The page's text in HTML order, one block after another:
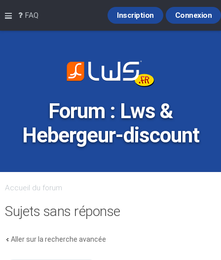
Raccourcis
FAQ Connexion
Inscription
Forum : Lws &
Hebergeur-discount
Accueil du forum
Sujets sans réponse
Aller sur la recherche avancée